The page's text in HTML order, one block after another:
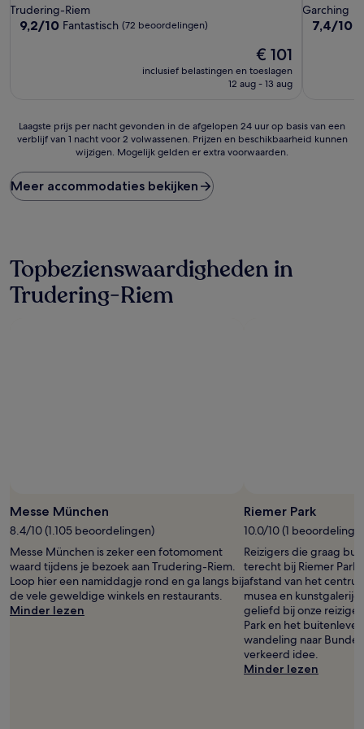
Trudering-Riem
9.2
9,2/10 Fantastisch (72 beoordelingen)
De
prijs
is
€ 101
inclusief belastingen en toeslagen
12 aug - 13 aug
Garching
7.4
7,4/10
Laagste
prijs
nacht
gevonden
in
uur
op
basis
van
Mogelijk
er
extra
voorwaarden.
Laagste prijs per nacht gevonden in de afgelopen 24 uur op basis van een
verblijf van 1 nacht voor 2 volwassenen. Prijzen en beschikbaarheid kunnen
wijzigen. Mogelijk gelden er extra voorwaarden.
Meer accommodaties bekijken
Topbezienswaardigheden in
Trudering-Riem
Messe München
8.4/10 (1.105 beoordelingen)
Messe München is zeker een fotomoment
waard tijdens je bezoek aan Trudering-Riem.
Loop hier een namiddagje rond en ga langs bij
de vele geweldige winkels en restaurants.
Minder lezen
Riemer Park
10.0/10 (1 beoordeling)
Reizigers die graag
terecht bij Riemer
afstand van het
musea en
geliefd bij onze
Park en het
wandeling naar
verkeerd idee.
Minder lezen